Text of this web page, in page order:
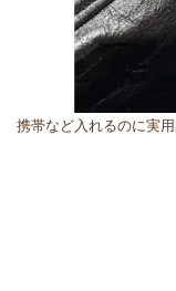
携帯など入れるのに実